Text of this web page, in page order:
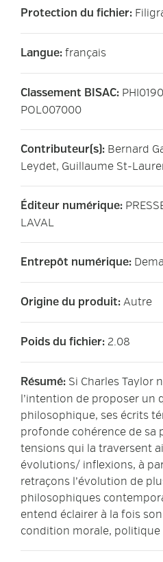
Protection du fichier:
Langue: français
Classement BISAC:
POL007000
Contributeur(s) : Bernard
Leydet, Guillaume St-
Éditeur numérique:
LAVAL
Entrepôt numérique:
Origine du produit: Autre
Poids du fichier: 2.08
Résumé: Si Charles Taylor
l’intention de proposer un
philosophique, ses écrits
profonde cohérence de sa
tensions qui la traversent
évolutions/ inflexions, à
retraçons l’évolution de
philosophiques
entend éclairer à la fois
condition morale, politique